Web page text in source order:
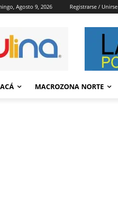
Agosto 9, 2026 Registrarse / Unirse
MACROZONA NORTE